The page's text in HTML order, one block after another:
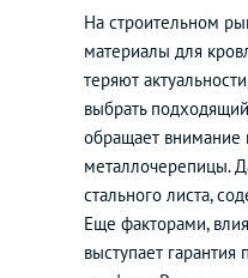
На строительном
материалы для
теряют
выбрать
обращает внимание
металлочерепицы.
стального листа,
Еще факторами,
выступает гарантия